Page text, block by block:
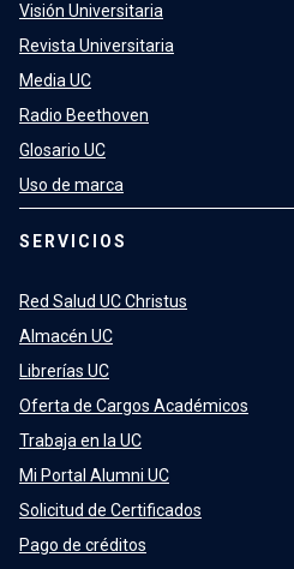
Visión Universitaria
Revista Universitaria
Media UC
Radio Beethoven
Glosario UC
Uso de marca
SERVICIOS
Red Salud UC Christus
Almacén UC
Librerías UC
Oferta de Cargos Académicos
Trabaja en la UC
Mi Portal Alumni UC
Solicitud de Certificados
Pago de créditos